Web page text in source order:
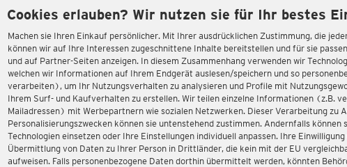
Cookies erlauben? Wir nutzen sie für Ihr bestes
Machen sie Ihren Einkauf persönlicher. Mit Ihrer ausdrücklichen Zustimmung, die
können wir auf Ihre Interessen zugeschnittene Inhalte bereitstellen und für sie
und auf Partner-Seiten anzeigen. In diesem Zusammenhang verwenden wir
welchen wir Informationen auf Ihrem Endgerät auslesen/speichern und so
verarbeiten), um Ihr Nutzungsverhalten zu analysieren und Profile mit
Ihrem Surf- und Kaufverhalten zu erstellen. Wir teilen einzelne Informationen (z.B.
Mailadressen) mit Werbepartnern wie sozialen Netzwerken. Dieser Verarbeitung zu
Personalisierungszwecken können sie untenstehend zustimmen. Andernfalls können
Technologien einsetzen oder Ihre Einstellungen individuell anpassen. Ihre
Übermittlung von Daten zu Ihrer Person in Drittländer, die kein mit der EU
aufweisen. Falls personenbezogene Daten dorthin übermittelt werden, könnten